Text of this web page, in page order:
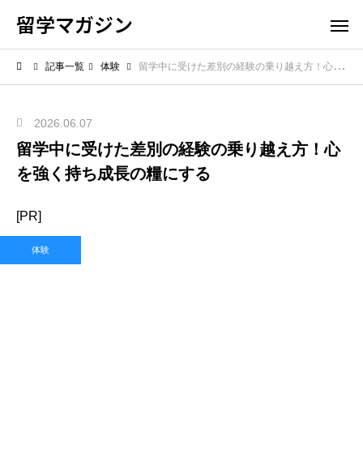
留学マガジン
記事一覧 体験 留学中に受けた差別の経験の乗り越え方！心を強く持ち成長の糧にする
2026.06.07
留学中に受けた差別の経験の乗り越え方！心
を強く持ち成長の糧にする
[PR]
体験